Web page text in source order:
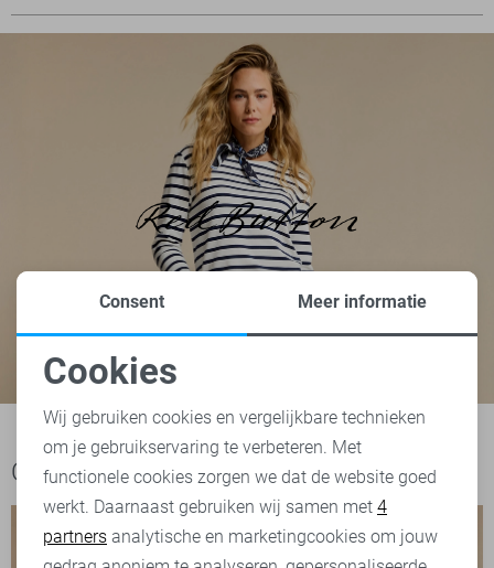
Ook het bekijken waard
Noodzakelijke cookies
Personalisatie cookies
Analytische cookies
Consent Meer informatie
Cookies
Wij gebruiken cookies en vergelijkbare technieken
om je gebruikservaring te verbeteren. Met
functionele cookies zorgen we dat de website goed
werkt. Daarnaast gebruiken wij samen met 4
partners analytische en marketingcookies om jouw